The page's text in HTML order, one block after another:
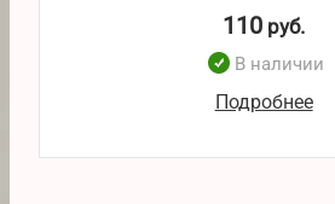
110 руб.
В наличии
Подробнее